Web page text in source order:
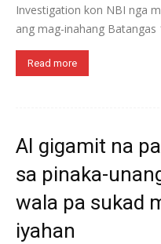
Investigation kon NBI nga
ang mag-inahang Batangas
Read more
AI gigamit na
sa pinaka-
wala pa sukad
iyahan